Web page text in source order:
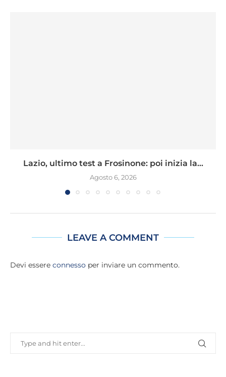
Lazio, ultimo test a Frosinone: poi inizia la...
Agosto 6, 2026
LEAVE A COMMENT
Devi essere connesso per inviare un commento.